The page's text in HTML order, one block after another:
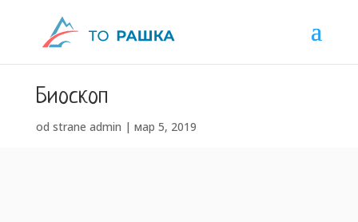
Биоскоп
od strane admin | мар 5, 2019